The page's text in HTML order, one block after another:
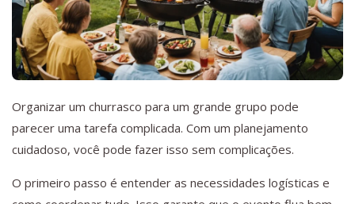
Organizar um churrasco para um grande grupo pode
parecer uma tarefa complicada. Com um planejamento
cuidadoso, você pode fazer isso sem complicações.
O primeiro passo é entender as necessidades logísticas e